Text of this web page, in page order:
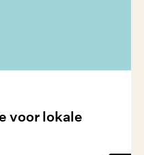
voor lokale